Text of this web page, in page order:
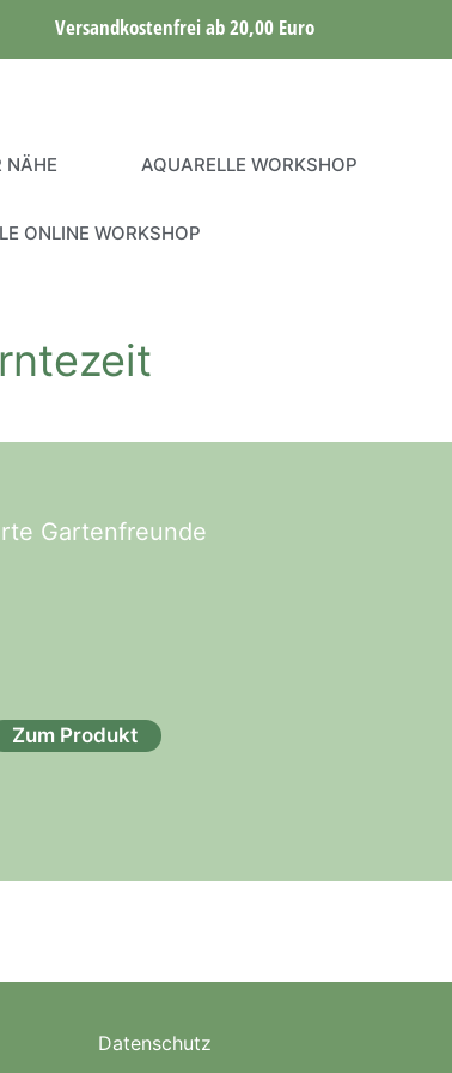
Versandkostenfrei ab 20,00 Euro
NÄHE AQUARELLE WORKSHOP
ONLINE WORKSHOP
Gartenfreunde
Zum Produkt
Datenschutz